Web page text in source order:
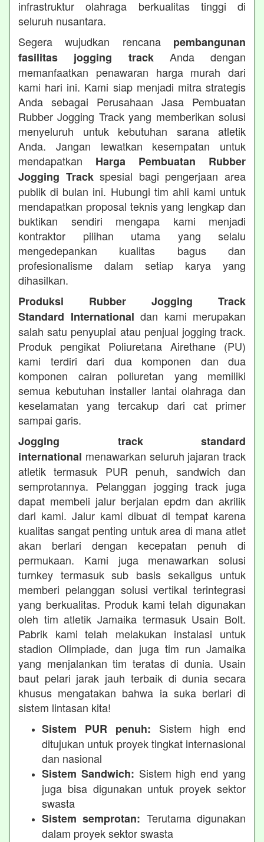
infrastruktur olahraga berkualitas tinggi di
seluruh nusantara.
Segera wujudkan rencana pembangunan
fasilitas jogging trackAnda dengan
memanfaatkan penawaran harga murah dari
kami hari ini. Kami siap menjadi mitra strategis
Anda sebagai Perusahaan Jasa Pembuatan
Rubber Jogging Track yang memberikan solusi
menyeluruh untuk kebutuhan sarana atletik
Anda. Jangan lewatkan kesempatan untuk
mendapatkan Harga Pembuatan Rubber
Jogging Trackspesial bagi pengerjaan area
publik di bulan ini. Hubungi tim ahli kami untuk
mendapatkan proposal teknis yang lengkap dan
buktikan sendiri mengapa kami menjadi
kontraktor pilihan utama yang selalu
mengedepankan kualitas bagus dan
profesionalisme dalam setiap karya yang
dihasilkan.
Produksi Rubber Jogging Track
Standard International dan kami merupakan
salah satu penyuplai atau penjual jogging track.
Produk pengikat Poliuretana Airethane (PU)
kami terdiri dari dua komponen dan dua
komponen cairan poliuretan yang memiliki
semua kebutuhan installer lantai olahraga dan
keselamatan yang tercakup dari cat primer
sampai garis.
Jogging track standard
international menawarkan seluruh jajaran track
atletik termasuk PUR penuh, sandwich dan
semprotannya. Pelanggan jogging track juga
dapat membeli jalur berjalan epdm dan akrilik
dari kami. Jalur kami dibuat di tempat karena
kualitas sangat penting untuk area di mana atlet
akan berlari dengan kecepatan penuh di
permukaan. Kami juga menawarkan solusi
turnkey termasuk sub basis sekaligus untuk
memberi pelanggan solusi vertikal terintegrasi
yang berkualitas. Produk kami telah digunakan
oleh tim atletik Jamaika termasuk Usain Bolt.
Pabrik kami telah melakukan instalasi untuk
stadion Olimpiade, dan juga tim run Jamaika
yang menjalankan tim teratas di dunia. Usain
baut pelari jarak jauh terbaik di dunia secara
khusus mengatakan bahwa ia suka berlari di
sistem lintasan kita!
Sistem PUR penuh: Sistem high end
ditujukan untuk proyek tingkat internasional
dan nasional
Sistem Sandwich: Sistem high end yang
juga bisa digunakan untuk proyek sektor
swasta
Sistem semprotan: Terutama digunakan
dalam proyek sektor swasta